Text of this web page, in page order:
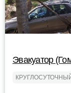
Эвакуатор